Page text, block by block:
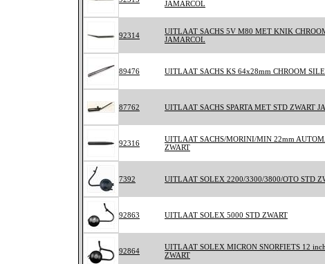
JAMARCOL
92314
UITLAAT SACHS 5V M80 MET KNIK
JAMARCOL
89476 UITLAAT SACHS KS 64x28mm CHROOM
87762 UITLAAT SACHS SPARTA MET STD ZWART
92316
UITLAAT SACHS/MORINI/MIN 22mm
ZWART
7392 UITLAAT SOLEX 2200/3300/3800/OTO STD
92863 UITLAAT SOLEX 5000 STD ZWART
92864
UITLAAT SOLEX MICRON SNORFIETS 12
ZWART